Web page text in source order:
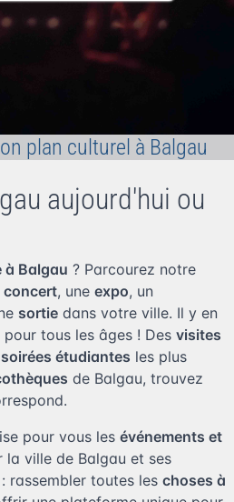
plan culturel à Balgau
aujourd'hui ou
à Balgau ? Parcourez notre
concert, une expo, un
sortie dans votre ville. Il y en
tous les âges ! Des visites
soirées étudiantes les plus
de Balgau, trouvez
pour vous les événements et
la ville de Balgau et ses
rassembler toutes les choses à